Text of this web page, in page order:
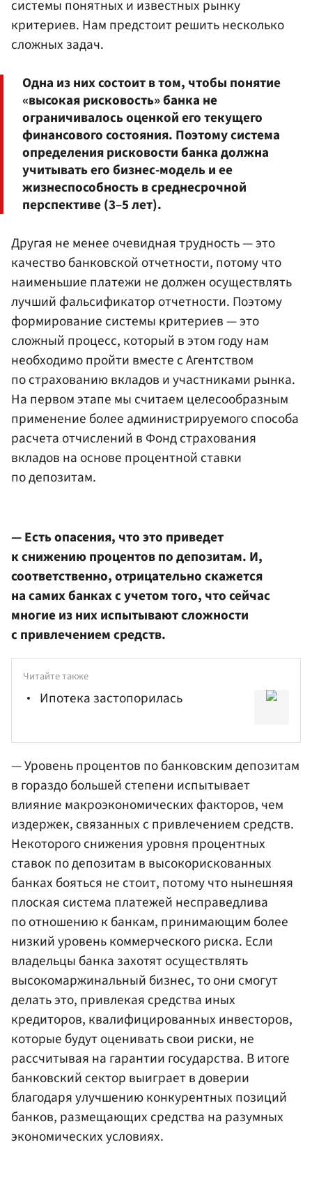
системы понятных и известных рынку
критериев. Нам предстоит решить несколько
сложных задач.
Одна из них состоит в том, чтобы понятие
«высокая рисковость» банка не
ограничивалось оценкой его текущего
финансового состояния. Поэтому система
определения рисковости банка должна
учитывать его бизнес-модель и ее
жизнеспособность в среднесрочной
перспективе (3–5 лет).
Другая не менее очевидная трудность — это
качество банковской отчетности, потому что
наименьшие платежи не должен осуществлять
лучший фальсификатор отчетности. Поэтому
формирование системы критериев — это
сложный процесс, который в этом году нам
необходимо пройти вместе с Агентством
по страхованию вкладов и участниками рынка.
На первом этапе мы считаем целесообразным
применение более администрируемого способа
расчета отчислений в Фонд страхования
вкладов на основе процентной ставки
по депозитам.
— Есть опасения, что это приведет
к снижению процентов по депозитам. И,
соответственно, отрицательно скажется
на самих банках с учетом того, что сейчас
многие из них испытывают сложности
с привлечением средств.
Читайте также
Ипотека застопорилась
— Уровень процентов по банковским депозитам
в гораздо большей степени испытывает
влияние макроэкономических факторов, чем
издержек, связанных с привлечением средств.
Некоторого снижения уровня процентных
ставок по депозитам в высокорискованных
банках бояться не стоит, потому что нынешняя
плоская система платежей несправедлива
по отношению к банкам, принимающим более
низкий уровень коммерческого риска. Если
владельцы банка захотят осуществлять
высокомаржинальный бизнес, то они смогут
делать это, привлекая средства иных
кредиторов, квалифицированных инвесторов,
которые будут оценивать свои риски, не
рассчитывая на гарантии государства. В итоге
банковский сектор выиграет в доверии
благодаря улучшению конкурентных позиций
банков, размещающих средства на разумных
экономических условиях.